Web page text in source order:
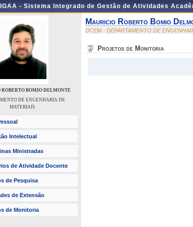
- Sistema Integrado de Gestão de Atividades
BOMIO DELMONTE
DE ENGENHARIA DE
MATERIAIS
Intelectual
Ministradas
de Atividade Docente
de Pesquisa
de Extensão
de Monitoria
Mauricio Roberto Bomio
DCEM - DEPARTAMENTO DE
Projetos de Monitoria